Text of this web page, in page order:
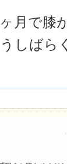
月で膝
しばら